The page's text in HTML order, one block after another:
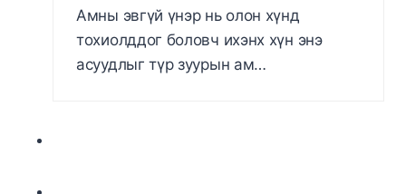
Амны эвгүй үнэр нь олон хүнд
тохиолддог боловч ихэнх хүн энэ
асуудлыг түр зуурын ам…